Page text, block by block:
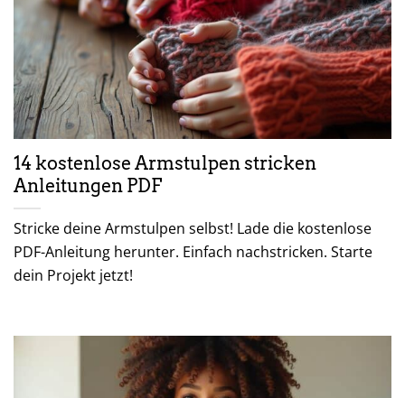
14 kostenlose Armstulpen stricken
Anleitungen PDF
Stricke deine Armstulpen selbst! Lade die kostenlose
PDF-Anleitung herunter. Einfach nachstricken. Starte
dein Projekt jetzt!